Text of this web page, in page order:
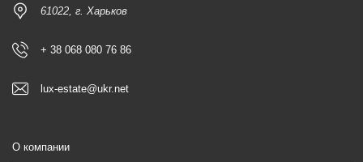
61022, г. Харьков
+ 38 068 080 76 86
lux-estate@ukr.net
О компании